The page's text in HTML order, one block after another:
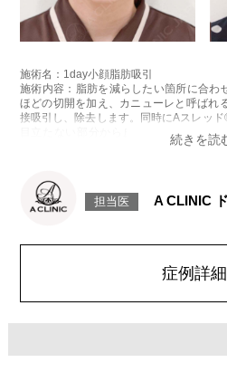
施術名：1day小顔脂肪吸引
施術内容：脂肪を減らしたい箇所に合わ
ほどの切開を加え、カニューレと呼ばれ
接吸引し、除去します。同時にAスレッ
目立たない部分から皮下へ挿入し、皮
感などが術後一時的に生じることがござ
染症、左右差、施術箇所の知覚鈍麻、
顔の脂肪吸引箇所の追加 1ヶ所ごと
オプション：笑気麻酔 3,300円(税込)
担当医 A CLINIC
症例詳